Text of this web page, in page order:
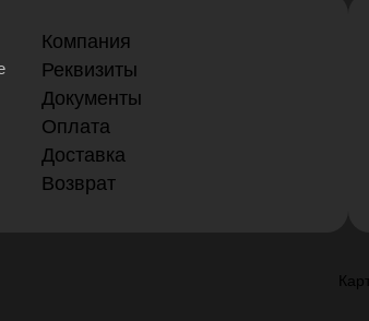
Компания
Реквизиты
Документы
Оплата
Доставка
Возврат